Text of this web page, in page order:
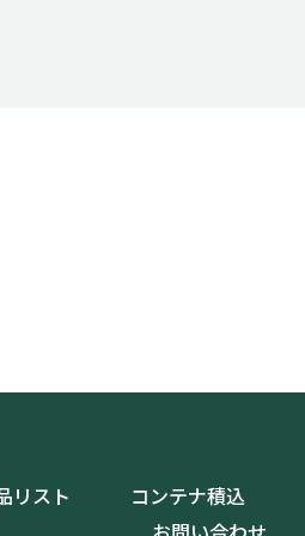
リスト コンテナ積込